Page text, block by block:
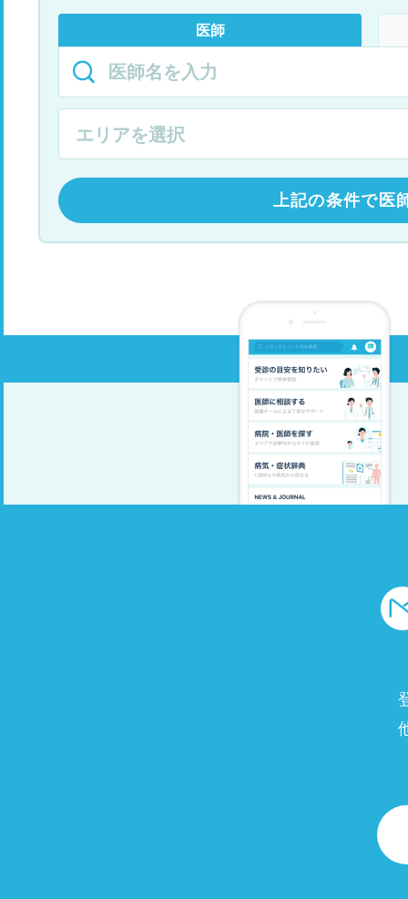
医師
上記の条件で医